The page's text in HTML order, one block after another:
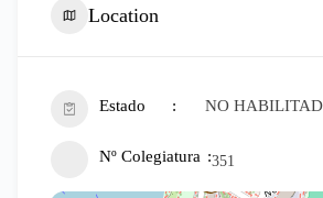
Location
Estado NO
Nº Colegiatura 351